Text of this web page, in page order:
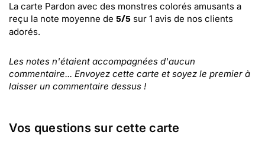
La carte Pardon avec des monstres colorés amusants a
reçu la note moyenne de 5/5 sur 1 avis de nos clients
adorés.
Les notes n'étaient accompagnées d'aucun
commentaire... Envoyez cette carte et soyez le premier à
laisser un commentaire dessus !
Vos questions sur cette carte